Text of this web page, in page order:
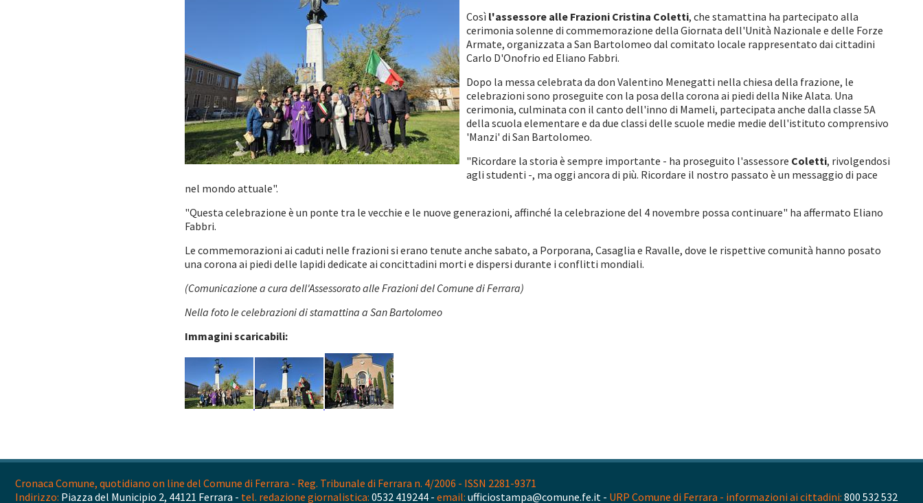
Così l'assessore alle Frazioni Cristina Coletti, che stamattina ha partecipato alla
cerimonia solenne di commemorazione della Giornata dell'Unità Nazionale e delle Forze
Armate, organizzata a San Bartolomeo dal comitato locale rappresentato dai cittadini
Carlo D'Onofrio ed Eliano Fabbri.
Dopo la messa celebrata da don Valentino Menegatti nella chiesa della frazione, le
celebrazioni sono proseguite con la posa della corona ai piedi della Nike Alata. Una
cerimonia, culminata con il canto dell'inno di Mameli, partecipata anche dalla classe 5A
della scuola elementare e da due classi delle scuole medie medie dell'istituto comprensivo
'Manzi' di San Bartolomeo.
"Ricordare la storia è sempre importante - ha proseguito l'assessore Coletti, rivolgendosi
agli studenti -, ma oggi ancora di più. Ricordare il nostro passato è un messaggio di pace
nel mondo attuale".
"Questa celebrazione è un ponte tra le vecchie e le nuove generazioni, affinché la celebrazione del 4 novembre possa continuare" ha affermato Eliano
Fabbri.
Le commemorazioni ai caduti nelle frazioni si erano tenute anche sabato, a Porporana, Casaglia e Ravalle, dove le rispettive comunità hanno posato
una corona ai piedi delle lapidi dedicate ai concittadini morti e dispersi durante i conflitti mondiali.
(Comunicazione a cura dell'Assessorato alle Frazioni del Comune di Ferrara)
Nella foto le celebrazioni di stamattina a San Bartolomeo
Immagini scaricabili:
Cronaca Comune, quotidiano on line del Comune di Ferrara - Reg. Tribunale di Ferrara n. 4/2006 - ISSN 2281-9371
Indirizzo: Piazza del Municipio 2, 44121 Ferrara - tel. redazione giornalistica: 0532 419244 - email: ufficiostampa@comune.fe.it - URP Comune di Ferrara - informazioni ai cittadini: 800 532 532